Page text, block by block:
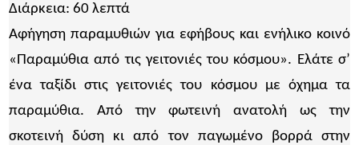
Διάρκεια: 60 λεπτά
Αφήγηση παραμυθιών για εφήβους και ενήλικο κοινό
«Παραμύθια από τις γειτονιές του κόσμου». Ελάτε σ’
ένα ταξίδι στις γειτονιές του κόσμου με όχημα τα
παραμύθια. Από την φωτεινή ανατολή ως την
σκοτεινή δύση κι από τον παγωμένο βορρά στην